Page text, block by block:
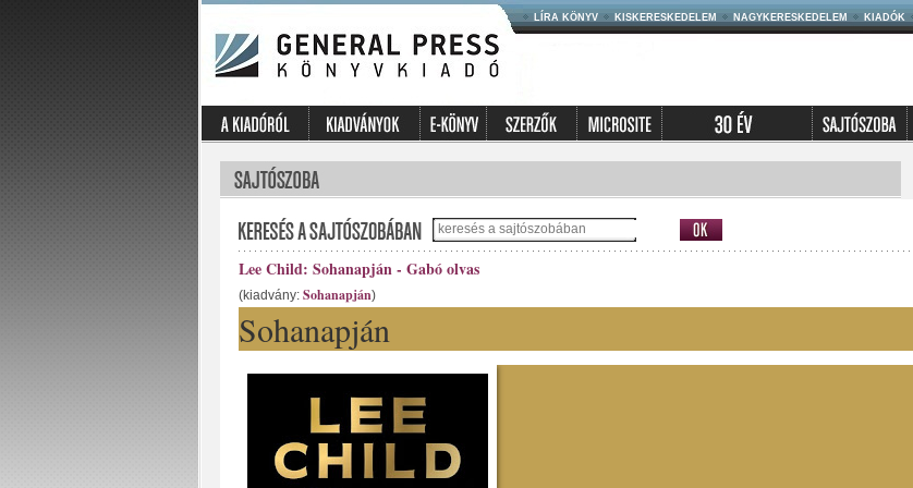
LÍRA KÖNYV KISKERESKEDELEM NAGYKERESKEDELEM KIADÓK
Lee Child: Sohanapján - Gabó olvas
(kiadvány: Sohanapján)
Sohanapján